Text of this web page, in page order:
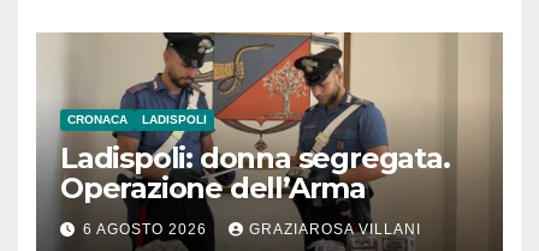
CRONACA LADISPOLI
Ladispoli: donna segregata.
Operazione dell’Arma
6 AGOSTO 2026 GRAZIAROSA VILLANI